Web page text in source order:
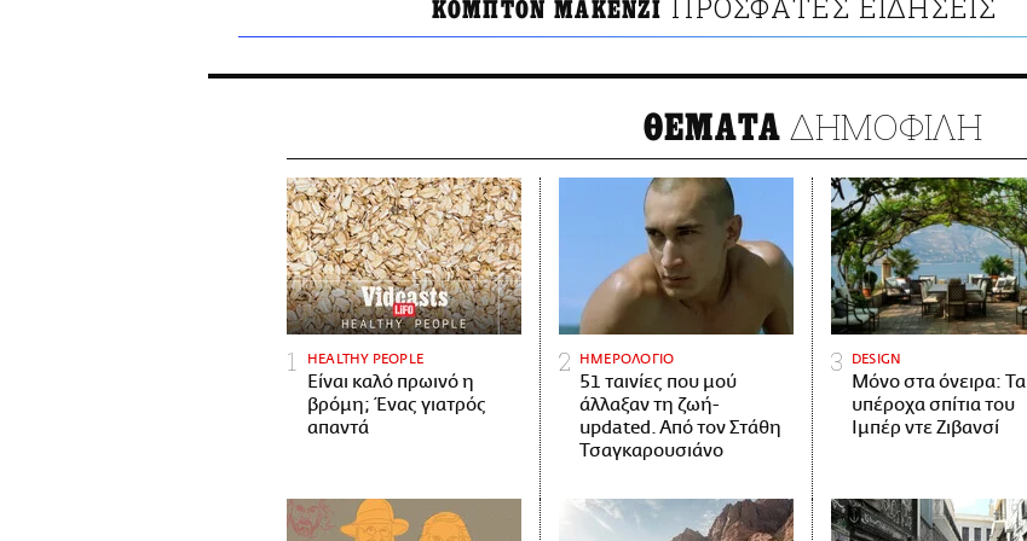
ΚΟΜΠΤΟΝ ΜΑΚΕΝΖΙ ΠΡΟΣΦΑΤΕΣ ΕΙΔΗΣΕΙΣ
ΘΕΜΑΤΑ ΔΗΜΟΦΙΛΗ
HEALTHY PEOPLE
Είναι καλό πρωινό η
βρόμη; Ένας γιατρός
απαντά
ΗΜΕΡΟΛΟΓΙΟ
51 ταινίες που μού
άλλαξαν τη ζωή-
updated. Aπό τον Στάθη
Τσαγκαρουσιάνο
DESIGN
Μόνο στα όνειρα: Τα
υπέροχα σπίτια του
Ιμπέρ ντε Ζιβανσί